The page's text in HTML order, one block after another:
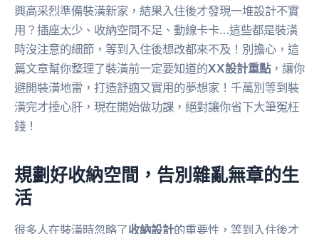
興高采烈準備裝潢新家，結果入住後才發現一堆設計不實
用？插座太少、收納空間不足、動線卡卡…這些都是裝潢
時沒注意的細節，等到入住後想改都來不及！別擔心，這
篇文章幫你整理了裝潢前一定要知道的XX設計重點，讓你
避開裝潢地雷，打造舒適又實用的夢想家！千萬別等到裝
潢完才捶心肝，現在開始做功課，絕對讓你省下大筆冤枉
錢！
規劃好收納空間，告別雜亂無章的生
活
很多人在裝潢時忽略了收納設計的重要性，等到入住後才